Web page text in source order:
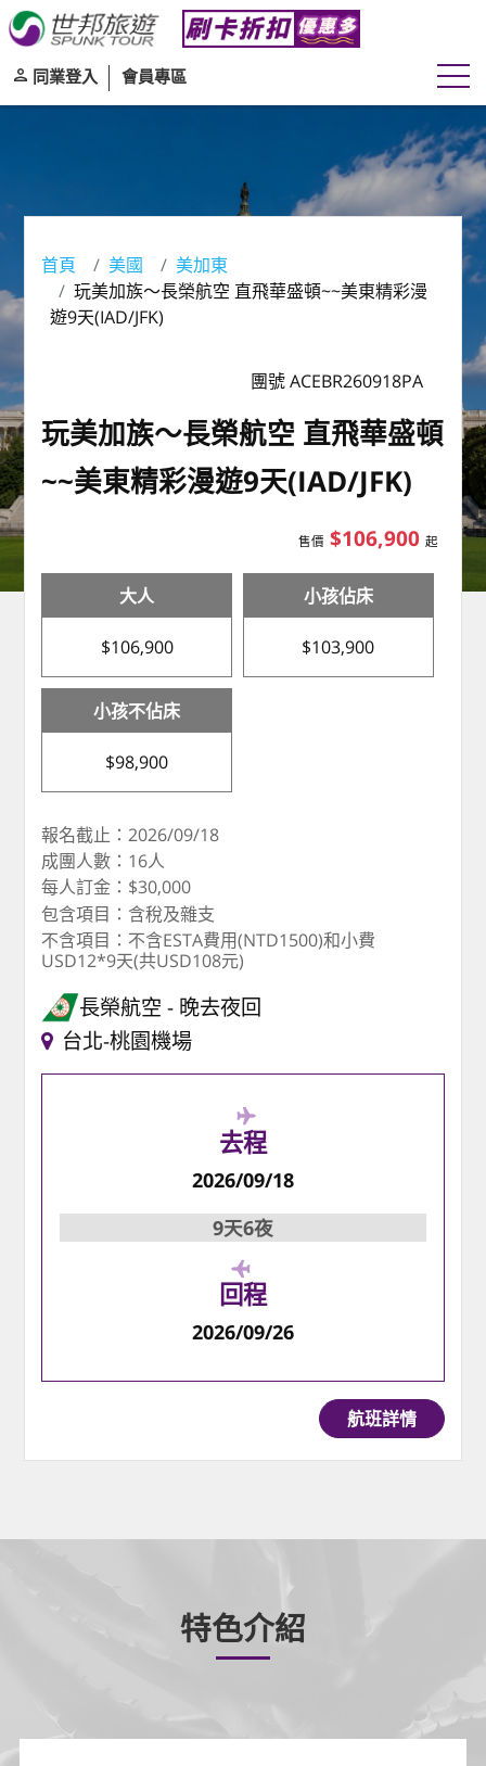
同業登入 會員專區
首頁 美國
美加東
玩美加族～長榮航空 直飛華盛頓~~美東精彩漫
遊9天(IAD/JFK)
團號 ACEBR260918PA
玩美加族～長榮航空 直飛華盛頓
~~美東精彩漫遊9天(IAD/JFK)
售價 $106,900 起
大人
$106,900
小孩佔床
$103,900
小孩不佔床
$98,900
報名截止：2026/09/18
成團人數：16人
每人訂金：$30,000
包含項目：含稅及雜支
不含項目：不含ESTA費用(NTD1500)和小費
USD12*9天(共USD108元)
長榮航空
晚去夜回
台北-桃園機場
去程
2026/09/18
9天6夜
回程
2026/09/26
航班詳情
特色介紹